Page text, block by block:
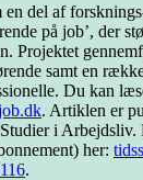
en del af
på job’, der
Projektet
samt en
Du kan
. Artiklen er
i Arbejdsliv.
her:
.